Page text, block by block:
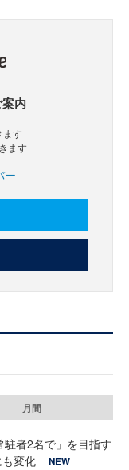
内
ます
ます
ー
月間
者2名で」を目指す
変化
NEW